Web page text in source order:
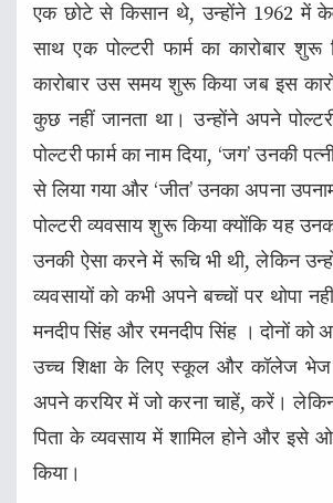
एक छोटे से किसान थे, उन्होंने 1962 में
साथ एक पोल्टरी फार्म का कारोबार
कारोबार उस समय शुरू किया जब इस
कुछ नहीं जानता था। उन्होंने अपने
पोल्टरी फार्म का नाम दिया, ‘जग’ उनकी
से लिया गया और ‘जीत’ उनका अपना
पोल्टरी व्यवसाय शुरू किया क्योंकि यह
उनकी ऐसा करने में रूचि भी थी, लेकिन
व्यवसायों को कभी अपने बच्चों पर थोपा
मनदीप सिंह और रमनदीप सिंह । दोनों को
उच्च शिक्षा के लिए स्कूल और कॉलेज भेज
अपने करयिर में जो करना चाहें, करें।
पिता के व्यवसाय में शामिल होने और इसे
किया।